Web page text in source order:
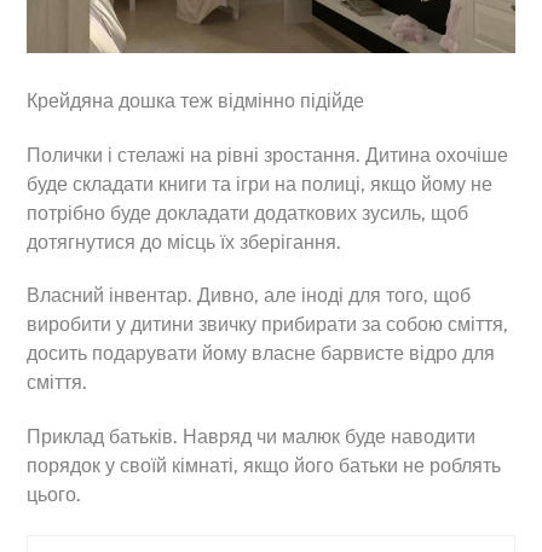
Крейдяна дошка теж відмінно підійде
Полички і стелажі на рівні зростання. Дитина охочіше
буде складати книги та ігри на полиці, якщо йому не
потрібно буде докладати додаткових зусиль, щоб
дотягнутися до місць їх зберігання.
Власний інвентар. Дивно, але іноді для того, щоб
виробити у дитини звичку прибирати за собою сміття,
досить подарувати йому власне барвисте відро для
сміття.
Приклад батьків. Навряд чи малюк буде наводити
порядок у своїй кімнаті, якщо його батьки не роблять
цього.